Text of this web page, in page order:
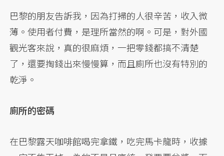
巴黎的朋友告訴我，因為打掃的人很辛苦，收入微
薄。使用者付費，是理所當然的啊。可是，對外國
觀光客來說，真的很麻煩，一把零錢都搞不清楚
了，還要掏錢出來慢慢算，而且廁所也沒有特別的
乾淨。
廁所的密碼
在巴黎露天咖啡館喝完拿鐵，吃完馬卡龍時，收據